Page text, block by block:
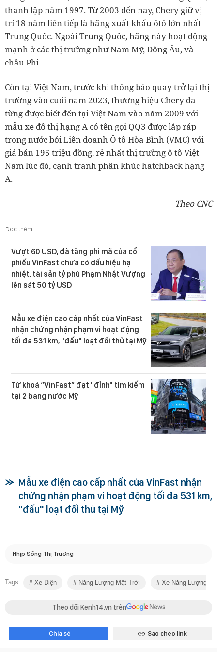
thành lập năm 1997. Từ 2003 đến nay, Chery giữ vị
trí 18 năm liên tiếp là hãng xuất khẩu ôtô lớn nhất
Trung Quốc. Ngoài Trung Quốc, hãng này hoạt động
mạnh ở các thị trường như Nam Mỹ, Đông Âu, và
châu Phi.
Còn tại Việt Nam, trước khi thông báo quay trở lại thị
trường vào cuối năm 2023, thương hiệu Chery đã
từng được biết đến tại Việt Nam vào năm 2009 với
mẫu xe đô thị hạng A có tên gọi QQ3 được lắp ráp
trong nước bởi Liên doanh Ô tô Hòa Bình (VMC) với
giá bán 195 triệu đồng, rẻ nhất thị trường ô tô Việt
Nam lúc đó, cạnh tranh phân khúc hatchback hạng
A.
Theo CNC
Đọc thêm
Vượt 60 USD, đà tăng phi mã của cổ
phiếu VinFast chưa có dấu hiệu hạ
nhiệt, tài sản tỷ phú Phạm Nhật Vượng
lên sát 50 tỷ USD
Mẫu xe điện cao cấp nhất của VinFast
nhận chứng nhận phạm vi hoạt động
tối đa 531 km, "đấu" loạt đối thủ tại Mỹ
Từ khoá “VinFast” đạt "đỉnh" tìm kiếm
tại 2 bang nước Mỹ
Mẫu xe điện cao cấp nhất của VinFast nhận
chứng nhận phạm vi hoạt động tối đa 531 km,
"đấu" loạt đối thủ tại Mỹ
Nhịp Sống Thị Trường
Tags Xe Điện Năng Lượng Mặt Trời Xe Năng Lượng
Theo dõi Kenh14.vn trên
Chia sẻ Sao chép link